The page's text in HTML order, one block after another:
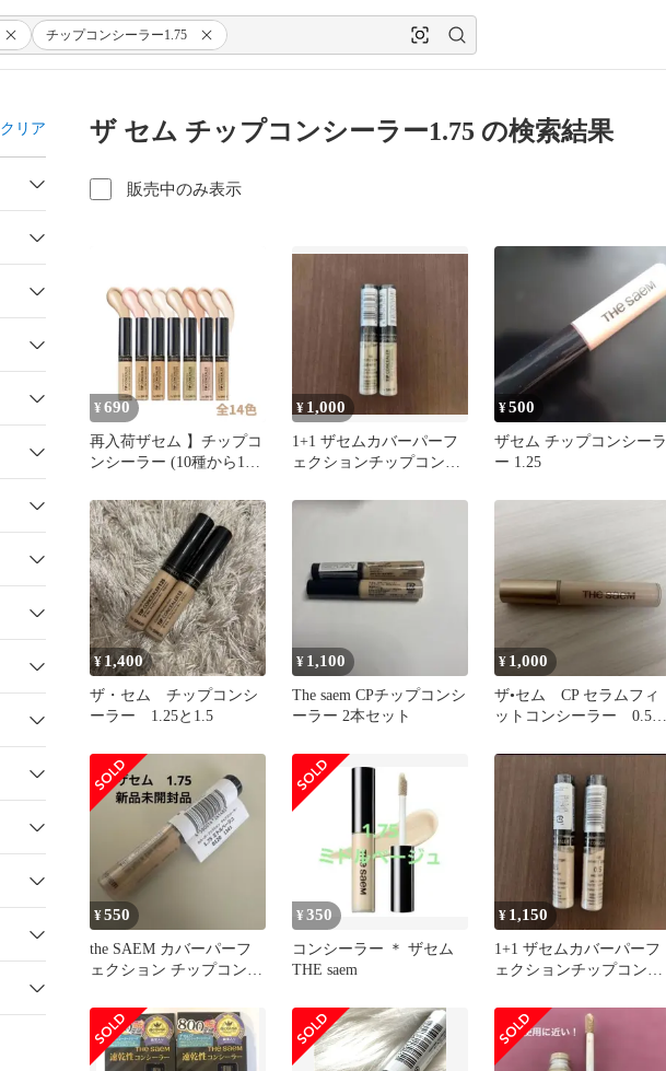
チップコンシーラー1.75
クリア ザ セム チップコンシーラー1.75 の検索結果
販売中のみ表示
¥ 690
再入荷ザセム 】チップコ
ンシーラー (10種から1
¥ 1,000
1+1 ザセムカバーパーフ
ェクションチップコンシ
¥500
ザセム チップコンシーラ
ー 1.25
¥1,400
ザ・セム チップコンシ
ーラー 1.25と1.5
¥ 1,100
The saem CPチップコンシ
ーラー 2本セット
¥ 1,000
ザ•セム CP セラムフィ
ットコンシーラー 0.5ア
¥550
the SAEM カバーパーフ
ェクション チップコンシ
¥350
コンシーラー ＊ ザセム
THE saem
¥ 1,150
1+1 ザセムカバーパーフ
ェクションチップコンシ